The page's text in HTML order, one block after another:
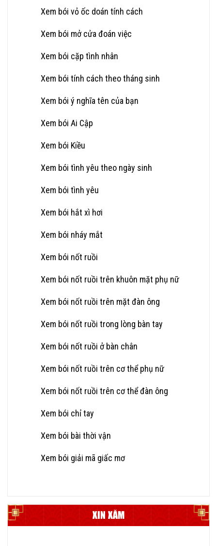
Xem bói vỏ ốc doán tính cách
Xem bói mở cửa đoán việc
Xem bói cặp tình nhân
Xem bói tính cách theo tháng sinh
Xem bói ý nghĩa tên của bạn
Xem bói Ai Cập
Xem bói Kiều
Xem bói tình yêu theo ngày sinh
Xem bói tình yêu
Xem bói hắt xì hơi
Xem bói nháy mắt
Xem bói nốt ruồi
Xem bói nốt ruồi trên khuôn mặt phụ nữ
Xem bói nốt ruồi trên mặt đàn ông
Xem bói nốt ruồi trong lòng bàn tay
Xem bói nốt ruồi ở bàn chân
Xem bói nốt ruồi trên cơ thể phụ nữ
Xem bói nốt ruồi trên cơ thể đàn ông
Xem bói chỉ tay
Xem bói bài thời vận
Xem bói giải mã giấc mơ
XIN XĂM